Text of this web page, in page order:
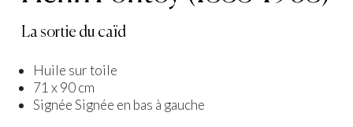
La sortie du caïd
Huile sur toile
71 x 90 cm
Signée Signée en bas à gauche